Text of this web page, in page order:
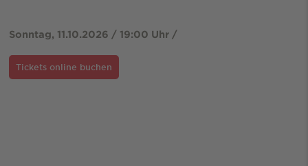
Sonntag, 11.10.2026 / 19:00 Uhr /
Tickets online buchen